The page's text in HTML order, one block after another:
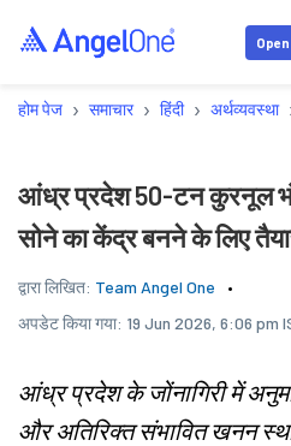
होम पेज › समाचार › हिंदी › अर्थव्यवस्था
आंध्र प्रदेश 50-टन कुरनूल
सोने का केंद्र बनने के लिए
द्वारा लिखित: Team Angel One
अपडेट किया गया: 19 Jun 2026, 6:06 pm
आंध्र प्रदेश के जोंनागिरी में
और अतिरिक्त संभावित खनन